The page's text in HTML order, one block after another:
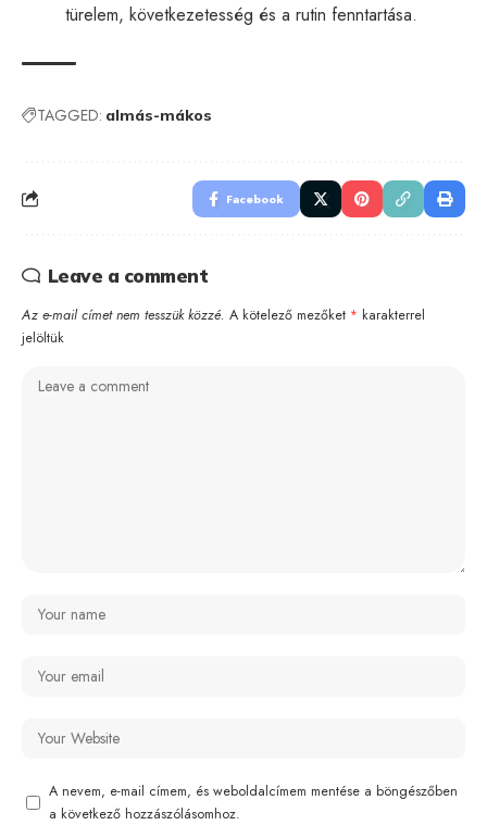
türelem, következetesség és a rutin fenntartása.
TAGGED: almás-mákos
Facebook
Leave a comment
Az e-mail címet nem tesszük közzé. A kötelező mezőket * karakterrel
jelöltük
A nevem, e-mail címem, és weboldalcímem mentése a böngészőben
a következő hozzászólásomhoz.